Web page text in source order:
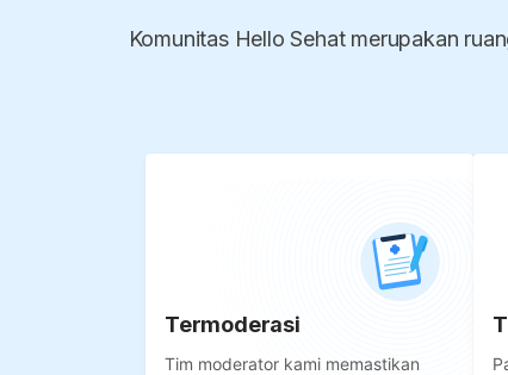
Komunitas Hello Sehat merupakan
Termoderasi
Tim moderator kami memastikan